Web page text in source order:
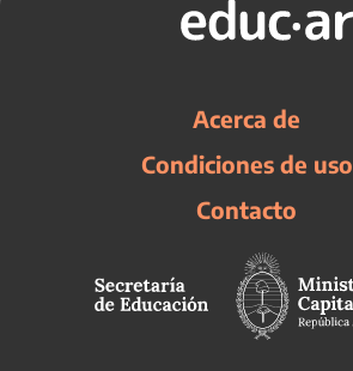
Acerca de
Condiciones de uso
Contacto